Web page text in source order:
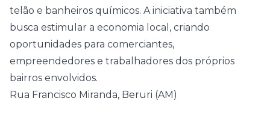
telão e banheiros químicos. A iniciativa também
busca estimular a economia local, criando
oportunidades para comerciantes,
empreendedores e trabalhadores dos próprios
bairros envolvidos.
Rua Francisco Miranda, Beruri (AM)